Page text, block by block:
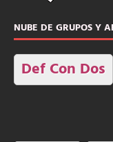
NUBE DE GRUPOS Y
Def Con Dos